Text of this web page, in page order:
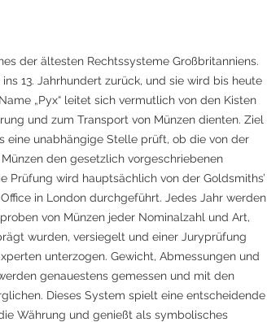
der ältesten Rechtssysteme Großbritanniens.
13. Jahrhundert zurück, und sie wird bis heute
„Pyx“ leitet sich vermutlich von den Kisten
und zum Transport von Münzen dienten. Ziel
eine unabhängige Stelle prüft, ob die von der
den gesetzlich vorgeschriebenen
Prüfung wird hauptsächlich von der Goldsmiths’
in London durchgeführt. Jedes Jahr werden
von Münzen jeder Nominalzahl und Art,
wurden, versiegelt und einer Juryprüfung
unterzogen. Gewicht, Abmessungen und
genauestens gemessen und mit den
Dieses System spielt eine entscheidende
Währung und genießt als symbolisches